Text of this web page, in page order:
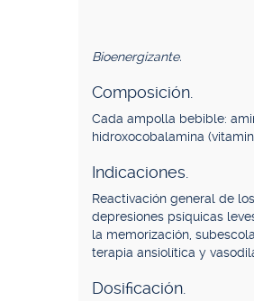
Bioenergizante.
Composición.
Cada ampolla bebible:
hidroxocobalamina
Indicaciones.
Reactivación general de
depresiones psíquicas
la memorización,
terapia ansiolítica y
Dosificación.